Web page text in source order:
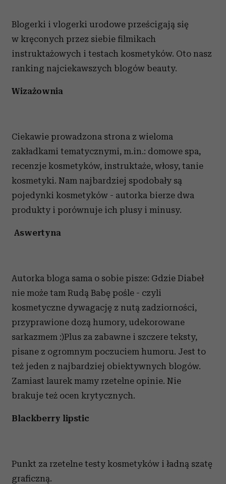
Blogerki i vlogerki urodowe prześcigają się
w kręconych przez siebie filmikach
instruktażowych i testach kosmetyków. Oto nasz
ranking najciekawszych blogów beauty.
Wizażownia
Ciekawie prowadzona strona z wieloma
zakładkami tematycznymi, m.in.: domowe spa,
recenzje kosmetyków, instruktaże, włosy, tanie
kosmetyki. Nam najbardziej spodobały są
pojedynki kosmetyków - autorka bierze dwa
produkty i porównuje ich plusy i minusy.
Aswertyna
Autorka bloga sama o sobie pisze: Gdzie Diabeł
nie może tam Rudą Babę pośle - czyli
kosmetyczne dywagację z nutą zadziorności,
przyprawione dozą humory, udekorowane
sarkazmem :)Plus za zabawne i szczere teksty,
pisane z ogromnym poczuciem humoru. Jest to
też jeden z najbardziej obiektywnych blogów.
Zamiast laurek mamy rzetelne opinie. Nie
brakuje też ocen krytycznych.
Blackberry lipstic
Punkt za rzetelne testy kosmetyków i ładną szatę
graficzną.